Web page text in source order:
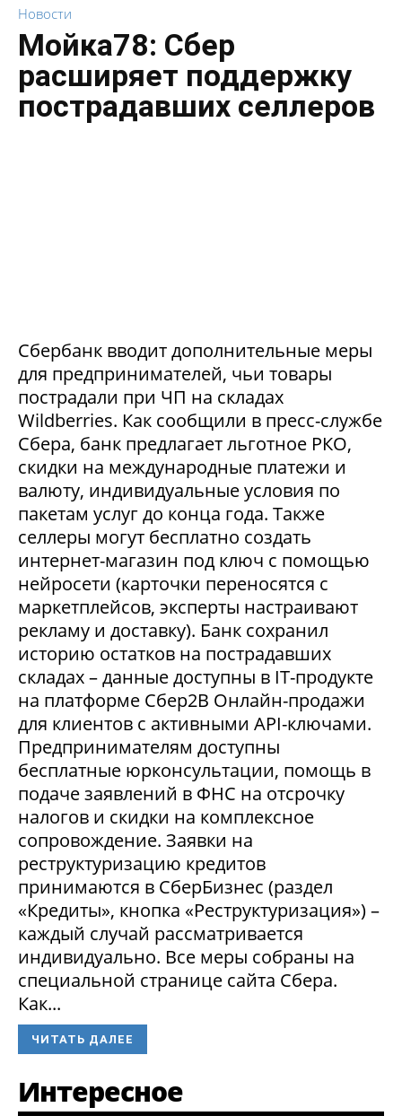
Новости
Мойка78: Сбер
расширяет поддержку
пострадавших селлеров
Сбербанк вводит дополнительные меры
для предпринимателей, чьи товары
пострадали при ЧП на складах
Wildberries. Как сообщили в пресс-службе
Сбера, банк предлагает льготное РКО,
скидки на международные платежи и
валюту, индивидуальные условия по
пакетам услуг до конца года. Также
селлеры могут бесплатно создать
интернет-магазин под ключ с помощью
нейросети (карточки переносятся с
маркетплейсов, эксперты настраивают
рекламу и доставку). Банк сохранил
историю остатков на пострадавших
складах – данные доступны в IT-продукте
на платформе Сбер2В Онлайн-продажи
для клиентов с активными API-ключами.
Предпринимателям доступны
бесплатные юрконсультации, помощь в
подаче заявлений в ФНС на отсрочку
налогов и скидки на комплексное
сопровождение. Заявки на
реструктуризацию кредитов
принимаются в СберБизнес (раздел
«Кредиты», кнопка «Реструктуризация») –
каждый случай рассматривается
индивидуально. Все меры собраны на
специальной странице сайта Сбера.
Как...
ЧИТАТЬ ДАЛЕЕ
Интересное